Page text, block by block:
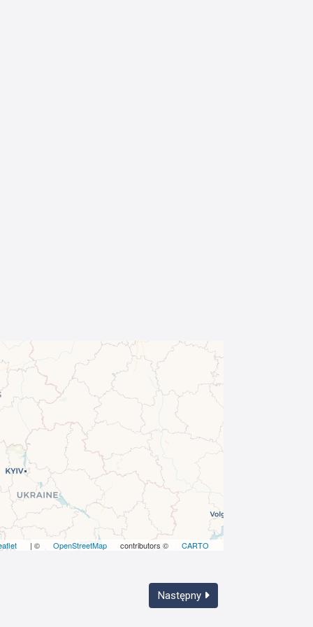
| © OpenStreetMap contributors © CARTO
Następny